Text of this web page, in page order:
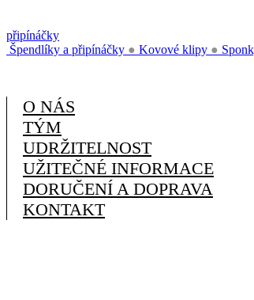
připínáčky
Špendlíky a připínáčky ● Kovové klipy ●
O NÁS
TÝM
UDRŽITELNOST
UŽITEČNÉ INFORMACE
DORUČENÍ A DOPRAVA
KONTAKT